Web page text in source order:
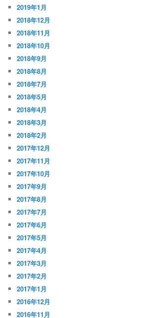
2019年1月
2018年12月
2018年11月
2018年10月
2018年9月
2018年8月
2018年7月
2018年5月
2018年4月
2018年3月
2018年2月
2017年12月
2017年11月
2017年10月
2017年9月
2017年8月
2017年7月
2017年6月
2017年5月
2017年4月
2017年3月
2017年2月
2017年1月
2016年12月
2016年11月